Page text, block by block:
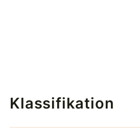
Klassifikation